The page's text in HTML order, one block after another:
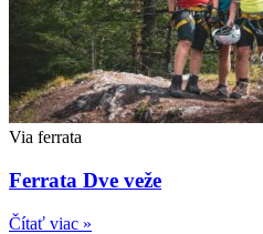
Via ferrata
Ferrata Dve veže
Čítať viac »